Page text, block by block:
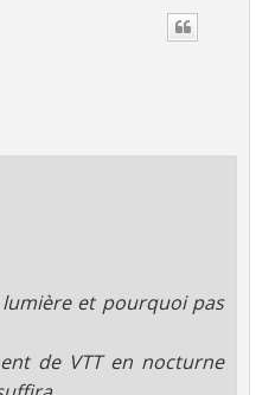
et pourquoi pas
de VTT en nocturne